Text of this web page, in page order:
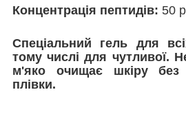
Концентрація пептидів: 50
Спеціальний гель для
тому числі для чутливої.
м'яко очищає шкіру без
плівки.